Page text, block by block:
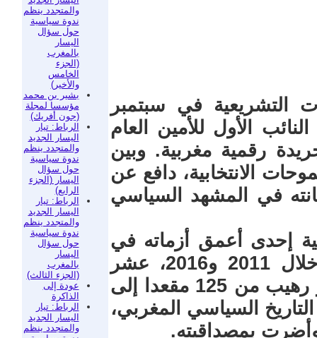
والمتجدد ينظم
ندوة سياسية
حول سؤال
اليسار
بالمغرب
(الجزء
الخامس
والأخير)
بشير بن محمد
مؤسسا لمجلة
(جون أفريك)
الرباط: تيار
اليسار الجديد
والمتجدد ينظم
ندوة سياسية
حول سؤال
اليسار (الجزء
الرابع)
الرباط: تيار
اليسار الجديد
والمتجدد ينظم
ندوة سياسية
حول سؤال
اليسار
بالمغرب
(الجزء الثالث)
عودة إلى
الذاكرة
الرباط: تيار
اليسار الجديد
والمتجدد ينظم
التشريعية في سبتمبر
الأول للأمين العام
رقمية مغربية. وبين
الانتخابية، دافع عن
في المشهد السياسي
إحدى أعمق أزماته في
تاريخه. انتصاران انتخابيان متتاليان خلال 2011 و2016، عشر
سنوات على رأس الحكومة، ثم انهيار رهيب من 125 مقعدا إلى
السياسي المغربي،
بمصداقيته.